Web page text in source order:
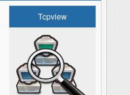
Tcpview